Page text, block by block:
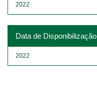
2022
Data de Disponibilização
2022